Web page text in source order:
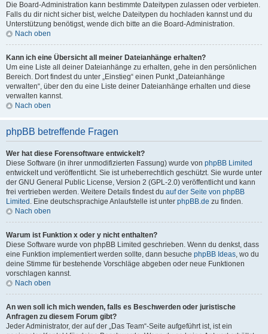
Die Board-Administration kann bestimmte Dateitypen zulassen oder verbieten.
Falls du dir nicht sicher bist, welche Dateitypen du hochladen kannst und du
Unterstützung benötigst, wende dich bitte an die Board-Administration.
Nach oben
Kann ich eine Übersicht all meiner Dateianhänge erhalten?
Um eine Liste all deiner Dateianhänge zu erhalten, gehe in den persönlichen
Bereich. Dort findest du unter „Einstieg“ einen Punkt „Dateianhänge
verwalten“, über den du eine Liste deiner Dateianhänge erhalten und diese
verwalten kannst.
Nach oben
phpBB betreffende Fragen
Wer hat diese Forensoftware entwickelt?
Diese Software (in ihrer unmodifizierten Fassung) wurde von phpBB Limited
entwickelt und veröffentlicht. Sie ist urheberrechtlich geschützt. Sie wurde unter
der GNU General Public License, Version 2 (GPL-2.0) veröffentlicht und kann
frei vertrieben werden. Weitere Details findest du auf der Seite von phpBB
Limited . Eine deutschsprachige Anlaufstelle ist unter phpBB.de zu finden.
Nach oben
Warum ist Funktion x oder y nicht enthalten?
Diese Software wurde von phpBB Limited geschrieben. Wenn du denkst, dass
eine Funktion implementiert werden sollte, dann besuche phpBB Ideas, wo du
deine Stimme für bestehende Vorschläge abgeben oder neue Funktionen
vorschlagen kannst.
Nach oben
An wen soll ich mich wenden, falls es Beschwerden oder juristische
Anfragen zu diesem Forum gibt?
Jeder Administrator, der auf der „Das Team“-Seite aufgeführt ist, ist ein